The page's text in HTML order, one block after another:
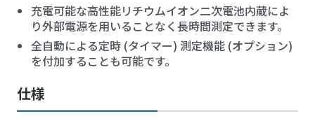
充電可能な高性能リチウムイオン二次電池内蔵によ
り外部電源を用いることなく長時間測定できます。
全自動による定時 (タイマー) 測定機能 (オプション)
を付加することも可能です。
仕様